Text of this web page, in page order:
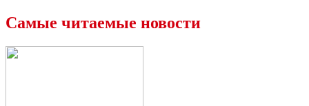
Самые читаемые новости